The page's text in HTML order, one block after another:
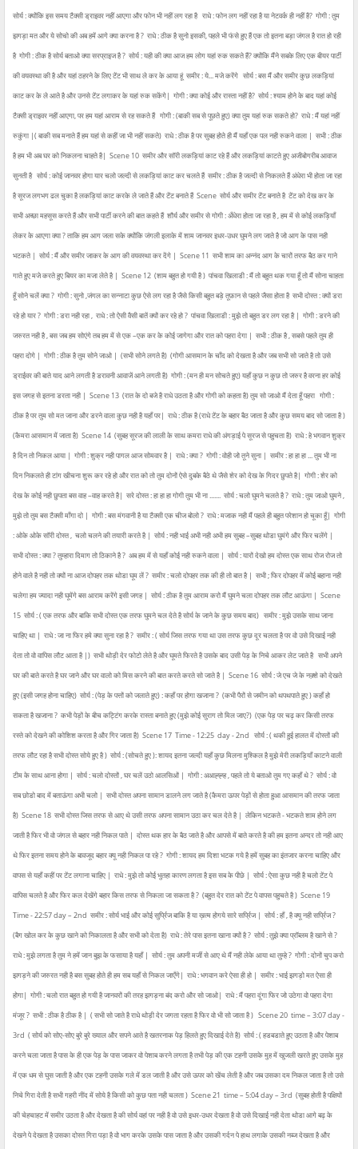
सोर्य : क्योंकि इस समय टैक्सी ड्राइवर नहीं आएगा और फोन भी नहीं लग रहा है राधे : फोन लग नहीं रहा है या नेटवर्क ही नहीं है? गोगी : तुम
झगड़ा मत और ये सोचो की अब हमें आगे क्या करना है ? राधे : ठीक है सुनो इसकी, पहले भी फंसे हुए हैं एक तो इतना बड़ा जंगल है रात हो रही
है गोगी : ठीक है सोर्य बताओ क्या सरप्राइज है ? सोर्य : यही की क्या आज हम लोग यहां रुक सकते हैं? क्योंकि मैंने सबके लिए एक बीयर पार्टी
की वयवस्था की है और यहां ठहरने के लिए टेंट भी साथ ले कर के आया हूं समीर : ये... मजे करेंगे सोर्य : बस मैं और समीर कुछ लकड़ियां
काट कर के ले आते है और उनसे टेंट लगाकर के यहां रुक सकेंगे| गोगी : क्या कोई और रास्ता नहीं है? सोर्य : श्याम होने के बाद यहां कोई
टैक्सी ड्राइवर नहीं आएगा, पर हम यहां आराम से रह सकते हैं गोगी : (बाकी सब से पूछते हुए) क्या तुम यहां रुक सकते हो? राधे : मैं यहां नहीं
रुकुंगा |( बाकी सब मनाते हैं हम यहां से कहीं जा भी नहीं सकते) राधे : ठीक है पर सुबह होते ही मैं यहाँ एक पल नही रुकने वाला | सभी : ठीक
है हम भी अब घर को निकलना चाहते है| Scene 10 समीर और सॉरी लकड़ियां काट रहे हैं और लकड़ियां काटते हुए अजीबोगरीब आवाज
सुनती है सोर्य : कोई जानवर होगा यार चलो जल्दी से लकड़ियां काट कर चलते हैं समीर : ठीक है जल्दी से निकलते हैं अंधेरा भी होता जा रहा
है सूरज लगभग ढल चुका है लकड़ियां काट करके ले जाते हैं और टेंट बनाते हैं Scene सोर्य और समीर टेंट बनाते है टेंट को देख कर के
सभी अच्छा महसूस करते हैं और सभी पार्टी करने की बात कहते हैं शौर्य और समीर से गोगी : अँधेरा होता जा रहा है , हम में से कोई लकड़ियाँ
लेकर के आएगा क्या ? ताकि हम आग जला सके क्योंकि जंगली इलाके में शाम जानवर इधर-उधर घुमने लग जाते है जो आग के पास नही
भटकते | सोर्य : मैं और समीर जाकर के आग की वयवस्था कर देंगे | Scene 11 सभी शाम का अन्नंद आग के चारों तरफ बैठ कर गाने
गाते हुए मजे करते हुए बियर का मजा लेते है | Scene 12 (शाम बहुत हो गयी है ) पांचवा खिलाडी : मैं तो बहुत थक गया हूँ तो मैं सोना चाहता
हूँ सोने चलें क्या ? गोगी : सुनो ,जंगल का सन्नाटा कुछ ऐसे लग रहा है जैसे किसी बहुत बड़े तूफ़ान से पहले जैसा होता है सभी दोस्त : क्यों डरा
रहे हो यार ? गोगी : डरा नही रहा , राधे : तो ऐसी वैसी बातें क्यों कर रहे हो ? पांचवा खिलाडी : मुझे तो बहुत डर लग रहा है | गोगी : डरने की
जरुरत नही है , बस जब हम सोएंगे तब हम में से एक –एक कर के कोई जागेगा और रात को पहरा देगा | सभी : ठीक है , सबसे पहले तुम ही
पहरा दोगे | गोगी : ठीक है तुम सोने जाओ | (सभी सोने लगते है) (गोगी आसमान के चाँद को देखता है और जब सभी सो जाते है तो उसे
ड्राईवर की बाते याद आने लगती है डरावनी आवाजें आने लगती है) गोगी : (मन ही मन सोचते हुए) यहाँ कुछ न कुछ तो जरुर है वरना हर कोई
इस जगह से इतना डरता नही | Scene 13 (रात के दो बजे है राधे उठता है और गोगी को कहता है) तुम सो जाओ मैं देता हूँ पहरा गोगी :
ठीक है पर तुम सो मत जाना और डरने वाला कुछ नही है यहाँ पर| राधे : ठीक है (राधे टेंट के बहार बैठ जाता है और कुछ समय बाद सो जाता है )
(कैमरा आसमान में जाता है) Scene 14 (सुबह सूरज की लाली के साथ कमरा राधे की अंगड़ाई पे सूरज से पहुचता है) राधे : हे भगवान शुक्र
है दिन तो निकल आया | गोगी : शुक्र नही पागल आज सोमवार है | राधे : क्या ? गोगी : वोही जो तूने सुना | समीर : हा हा हा ... तुम भी ना
दिन निकलते ही टांग खीचना शुरू कर रहे हो और रात को तो तुम दोनों ऐसे दुबके बैठे थे जैसे शेर को देख के गिदर छुपते है| गोगी : शेर को
देख के कोई नही छुपता बस वाह –वाह करते है| सरे दोस्त : हा हा हा गोगी तुम भी ना ....... सोर्य : चलो घुमने चलते है ? राधे : तुम जाओ घुमने ,
मुझे तो तुम बस टैक्सी माँगा दो | गोगी : बस मंगवानी है या टैक्सी एक चीज बोलो ? राधे : मजाक नही मैं पहले ही बहुत परेशान हो चूका हूँ| गोगी
: ओके ओके सॉरी दोस्त , चलो चलने की तयारी करते है | सोर्य : नही भाई अभी नही अभी हम सुबह –सुबह थोडा घुमंगे और फिर चलेंगे |
सभी दोस्त : क्या ? तुम्हारा दिमाग तो ठिकाने है ? अब हम में से यहाँ कोई नही रुकने वाला | सोर्य : यारों देखो हम दोस्त एक साथ रोज रोज तो
होने वाले है नही तो क्यों ना आज दोपहर तक थोडा घूम लें ? समीर : चलो दोपहर तक की ही तो बात है | सभी ; फिर दोपहर में कोई बहाना नही
चलेगा हम ज्यादा नही घूमेंगे बस आराम करेंगे इसी जगह | सोर्य : ठीक है तुम आराम करो मैं घुमने चला दोपहर तक लौट आऊंगा | Scene
15 सोर्य : ( एक तरफ और बाकि सभी दोस्त एक तरफ घुमने चल देते है सोर्य के जाने के कुछ समय बाद) समीर : मुझे उसके साथ जाना
चाहिए था | राधे : जा ना फिर हमे क्या सुना रहा है ? समीर : ( सोर्य जिस तरफ गया था उस तरफ कुछ दूर चलता है पर वो उसे दिखाई नही
देता तो वो वापिस लौट आता है |) सभी थोड़ी देर फोटो लेते है और घूमते फिरते है उसके बाद उसी पेड़ के निचे आकर लेट जाते है सभी अपने
घर की बाते करते है घर जाने और घर वालो को मिस करने की बात करते करते सो जाते है | Scene 16 सोर्य : जे एच जे के नक़्शे को देखते
हुए (इसी जगह होना चाहिए) सोर्य : (पेड़ के पत्तों को जलाते हुए) : कहाँ पर होगा खजाना ? (कभी पैरों से जमीन को थपथपाते हुए ) कहाँ हो
सकता है खजाना ? कभी पेड़ों के बीच कट्टिंग करके रास्ता बनाते हुए (मुझे कोई सुराग तो मिल जाए?) (एक पेड़ पर चढ़ कर किसी तरफ
रस्ते को देखने की कोशिश करता है और गिर जाता है) Scene 17 Time - 12:25 day - 2nd सोर्य : ( थकी हुई हालत में दोस्तों की
तरफ लौट रहा है सभी दोस्त सोये हुए है ) सोर्य : (सोचते हुए ): शायद इतना जल्दी यहाँ कुछ मिलना मुश्किल है मुझे मेरी लकड़ियाँ काटने वाली
टीम के साथ आना होगा | सोर्य : चलो दोस्तों , घर चलें उठो आलसिओं | गोगी : अआह्ह्ह , पहले तो ये बताओ तुम गए कहाँ थे ? सोर्य : वो
सब छोडो बाद में बताऊंगा अभी चलो | सभी दोस्त अपना सामान डालने लग जाते है (कैमरा ऊपर पेड़ों से होता हुआ आसमान की तरफ जाता
है) Scene 18 सभी दोस्त जिस तरफ से आए थे उसी तरफ अपना सामान उठा कर चल देते है | लेकिन भटकते - भटकते शाम होने लग
जाती है फिर भी वो जंगल से बहार नही निकल पाते | दोस्त थक हार के बैठ जाते है और आपसे में बाते करते है की हम इतना अन्दर तो नही आए
थे फिर इतना समय होने के बावजूद बहार क्यू नही निकल पा रहे ? गोगी : शायद हम दिशा भटक गये है हमें सुबह का इंतजार करना चाहिए और
वापस से यहाँ कहीं पर टेंट लगाना चाहिए | राधे : मुझे तो कोई भुतहा कारण लगता है इस सब के पीछे | सोर्य : ऐसा कुछ नही है चलो टेंट पे
वापिस चलते है और फिर कल देखेंगे बहार किस तरफ से निकला जा सकता है ? (बहुत देर रात को टेंट पे वापस पहुचते है ) Scene 19
Time - 22:57 day – 2nd समीर : सोर्य भाई और कोई सुर्प्रिज बाकि है या ख़त्म होगये सारे सर्प्रिज | सोर्य : हाँ , है क्यू नही सर्प्रिज ?
(बैग खोल कर के कुछ खाने को निकालता है और सभी को देता है) राधे : तेरे पास इतना खाना क्यों है ? सोर्य : तुझे क्या प्रॉब्लम है खाने से ?
राधे : मुझे लगता है तुम ने हमें जान बुझ के फसाया है यहाँ | सोर्य : तुम अपनी मर्जी से आए थे मैं नही लेके आया था तुम्हे ? गोगी : दोनों चुप करो
झगड़ने की जरुरत नही है बस सुबह होते ही हम सब यहाँ से निकल जाएँगे| राधे : भगवान करे ऐसा ही हो | समीर : भाई झगड़ो मत ऐसा ही
होगा| गोगी : चलो रात बहुत हो गयी है जानवरों की तरह झगड़ना बंद करो और सो जाओ| राधे : मैं पहरा दूंगा फिर जो उठेगा वो पहरा देगा
मंजूर ? सभी : ठीक है ठीक है | ( सभी सो जाते है राधे थोड़ी देर जगता रहता है फिर वो भी सो जाता है ) Scene 20 time – 3:07 day -
3rd ( सोर्य को सोए-सोए बुरे बुरे ख्याल और सपने आते है खतरनाक पेड़ हिलते हुए दिखाई देते है) सोर्य : ( हडबडाते हुए उठता है और पेशाब
करने चला जाता है पास के ही एक पेड़ के पास जाकर वो पेशाब करने लगता है तभी पेड़ की एक टहनी उसके मुह में खुजली खरते हुए उसके मुह
में एक धम से घुस जाती है और एक टहनी उसके गले में डल जाती है और उसे ऊपर को खेंच लेती है और जब उसका दम निकल जाता है तो उसे
निचे गिरा देती है सभी गहरी नींद में सोये है किसी को कुछ पता नही चलता ) Scene 21 time – 5:04 day – 3rd (सुबह होती है पक्षियों
की चेहचाहट में समीर उठता है और देखता है की सोर्य वहां पर नही है वो उसे इधर-उधर देखता है वो उसे दिखाई नही देता थोडा आगे बढ़ के
देखने पे देखता है उसका दोस्त गिरा पड़ा है वो भाग करके उसके पास जाता है और उसकी गर्दन पे हाथ लगाके उसकी नब्ज देखता है और